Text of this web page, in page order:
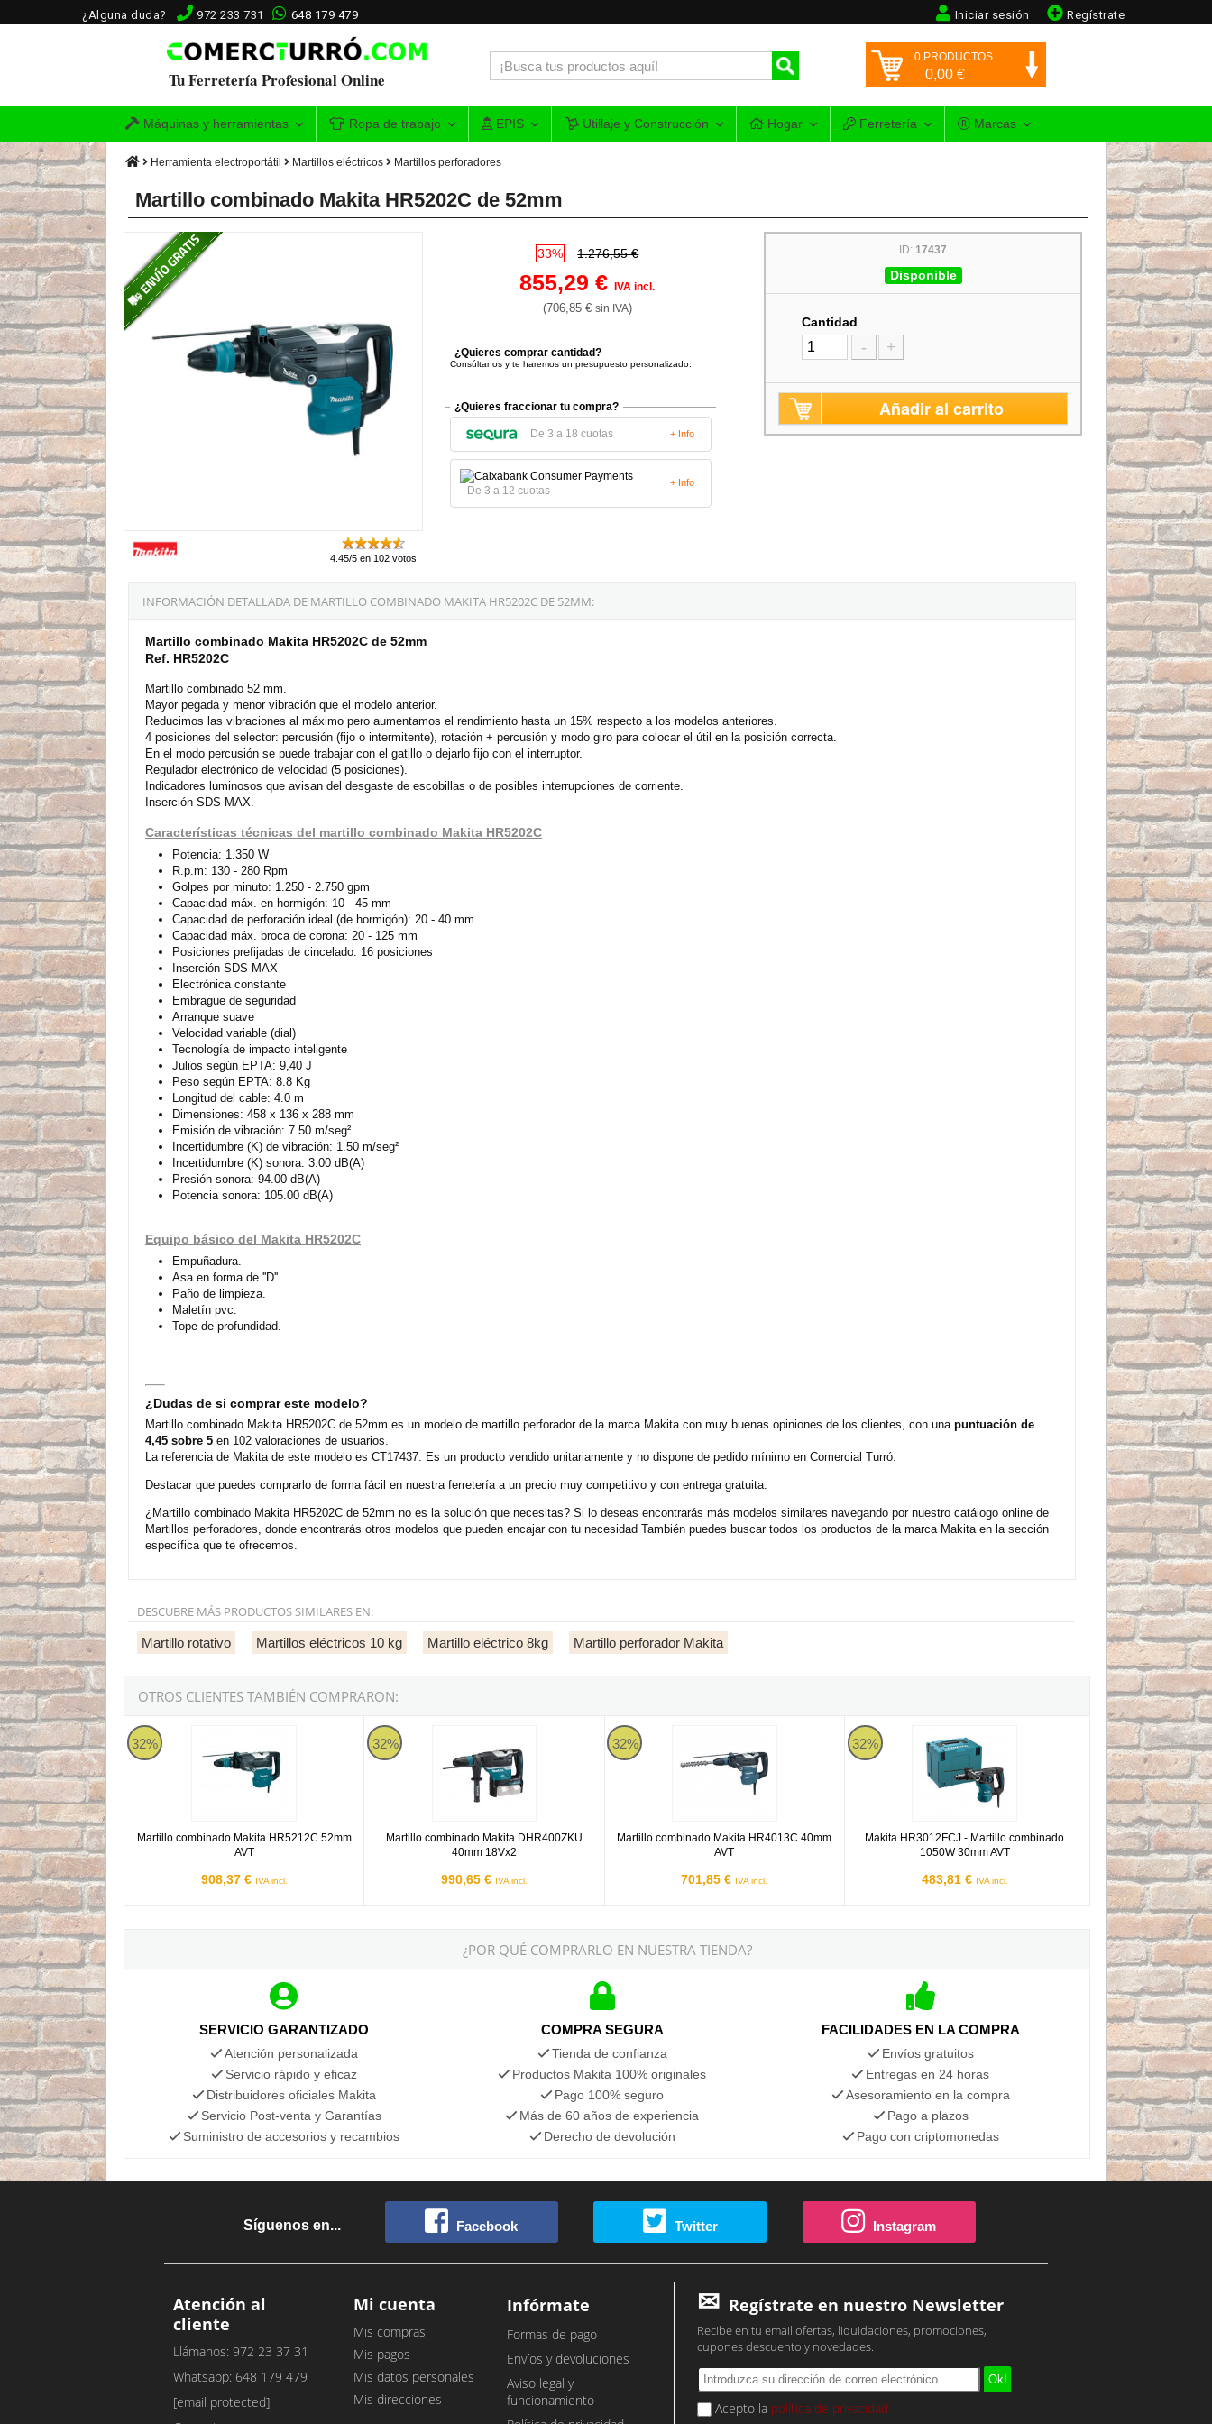
¿Alguna duda? 972 233 731 648 179 479 Regístrate
Iniciar sesión
Tu Ferretería Profesional Online
0 PRODUCTOS
0,00 €
Máquinas y herramientas Ropa de trabajo EPIS Utillaje y Construcción Hogar Ferretería Marcas
Herramienta electroportátil Martillos eléctricos Martillos perforadores
Martillo combinado Makita HR5202C de 52mm
4.45/5 en 102 votos
33% 1.276,55 €
855,29 €IVA incl.
(706,85 € sin IVA)
¿Quieres comprar cantidad?
Consúltanos y te haremos un presupuesto personalizado.
¿Quieres fraccionar tu compra?
De 3 a 18 cuotas + Info
De 3 a 12 cuotas
+ Info
ID: 17437
Disponible
Cantidad
- +
Añadir al carrito
INFORMACIÓN DETALLADA DE MARTILLO COMBINADO MAKITA HR5202C DE 52MM:
Martillo combinado Makita HR5202C de 52mm
Ref. HR5202C
Martillo combinado 52 mm.
Mayor pegada y menor vibración que el modelo anterior.
Reducimos las vibraciones al máximo pero aumentamos el rendimiento hasta un 15% respecto a los modelos anteriores.
4 posiciones del selector: percusión (fijo o intermitente), rotación + percusión y modo giro para colocar el útil en la posición correcta.
En el modo percusión se puede trabajar con el gatillo o dejarlo fijo con el interruptor.
Regulador electrónico de velocidad (5 posiciones).
Indicadores luminosos que avisan del desgaste de escobillas o de posibles interrupciones de corriente.
Inserción SDS-MAX.
Características técnicas del martillo combinado Makita HR5202C
Potencia: 1.350 W
R.p.m: 130 - 280 Rpm
Golpes por minuto: 1.250 - 2.750 gpm
Capacidad máx. en hormigón: 10 - 45 mm
Capacidad de perforación ideal (de hormigón): 20 - 40 mm
Capacidad máx. broca de corona: 20 - 125 mm
Posiciones prefijadas de cincelado: 16 posiciones
Inserción SDS-MAX
Electrónica constante
Embrague de seguridad
Arranque suave
Velocidad variable (dial)
Tecnología de impacto inteligente
Julios según EPTA: 9,40 J
Peso según EPTA: 8.8 Kg
Longitud del cable: 4.0 m
Dimensiones: 458 x 136 x 288 mm
Emisión de vibración: 7.50 m/seg²
Incertidumbre (K) de vibración: 1.50 m/seg²
Incertidumbre (K) sonora: 3.00 dB(A)
Presión sonora: 94.00 dB(A)
Potencia sonora: 105.00 dB(A)
Equipo básico del Makita HR5202C
Empuñadura.
Asa en forma de ''D''.
Paño de limpieza.
Maletín pvc.
Tope de profundidad.
¿Dudas de si comprar este modelo?
Martillo combinado Makita HR5202C de 52mm es un modelo de martillo perforador de la marca Makita con muy buenas opiniones de los clientes, con una puntuación de
4,45 sobre 5 en 102 valoraciones de usuarios.
La referencia de Makita de este modelo es CT17437. Es un producto vendido unitariamente y no dispone de pedido mínimo en Comercial Turró.
Destacar que puedes comprarlo de forma fácil en nuestra ferretería a un precio muy competitivo y con entrega gratuita.
¿Martillo combinado Makita HR5202C de 52mm no es la solución que necesitas? Si lo deseas encontrarás más modelos similares navegando por nuestro catálogo online de
Martillos perforadores, donde encontrarás otros modelos que pueden encajar con tu necesidad También puedes buscar todos los productos de la marca Makita en la sección
específica que te ofrecemos.
DESCUBRE MÁS PRODUCTOS SIMILARES EN:
Martillo rotativo Martillos eléctricos 10 kg Martillo eléctrico 8kg Martillo perforador Makita
OTROS CLIENTES TAMBIÉN COMPRARON:
32%
Martillo combinado Makita HR5212C 52mm
AVT
908,37 € IVA incl.
Martillo combinado Makita HR5212C 52mm AVT
32%
Martillo combinado Makita DHR400ZKU
40mm 18Vx2
990,65 € IVA incl.
Martillo combinado Makita DHR400ZKU 40mm 18Vx2
32%
Martillo combinado Makita HR4013C 40mm
AVT
701,85 € IVA incl.
Martillo combinado Makita HR4013C 40mm AVT
32%
Makita HR3012FCJ - Martillo combinado
1050W 30mm AVT
483,81 € IVA incl.
Makita HR3012FCJ - Martillo combinado 1050W 30mm AVT
¿POR QUÉ COMPRARLO EN NUESTRA TIENDA?
SERVICIO GARANTIZADO
Atención personalizada
Servicio rápido y eficaz
Distribuidores oficiales Makita
Servicio Post-venta y Garantías
Suministro de accesorios y recambios
COMPRA SEGURA
Tienda de confianza
Productos Makita 100% originales
Pago 100% seguro
Más de 60 años de experiencia
Derecho de devolución
FACILIDADES EN LA COMPRA
Envíos gratuitos
Entregas en 24 horas
Asesoramiento en la compra
Pago a plazos
Pago con criptomonedas
Síguenos en... Facebook Twitter Instagram
Atención al
cliente
Llámanos: 972 23 37 31
Whatsapp: 648 179 479
[email protected]
Mi cuenta
Mis compras
Mis pagos
Mis datos personales
Mis direcciones
Infórmate
Formas de pago
Envíos y devoluciones
Aviso legal y
funcionamiento
Regístrate en nuestro Newsletter
Recibe en tu email ofertas, liquidaciones, promociones,
cupones descuento y novedades.
Acepto la política de privacidad